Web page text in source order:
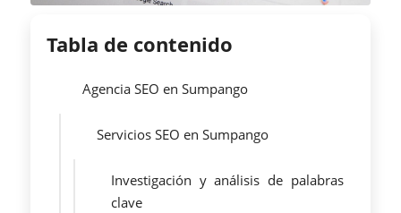
Tabla de contenido
Agencia SEO en Sumpango
Servicios SEO en Sumpango
Investigación y análisis de palabras
clave